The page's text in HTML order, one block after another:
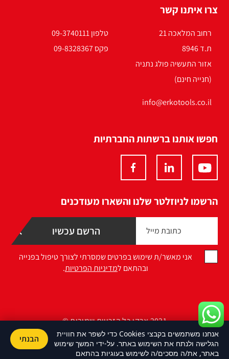
צרו איתנו קשר
רחוב המלאכה 21
ת.ד 8946
אזור התעשיה פולג נתניה
(חנייה חינם)
טלפון 09-3740111
פקס 09-8328367
info@erkotools.co.il
חפשו אותנו ברשתות החברתיות
הרשמו לניוזלטר שלנו והשארו מעודכנים
אני מאשר/ת שימוש בפרטים שמסרתי לצורך טיפול בפנייה
ובהתאם למדיניות הפרטיות.
2021 ארקו כל הזכויות שמורות ©
Design by Namelesspace
אנחנו משתמשים בקבצי Cookies כדי לשפר את חוויית
הגלישה ולנתח את השימוש באתר. על-ידי המשך שימוש
באתר, את/ה מסכים/ה לשימוש בעוגיות בהתאם
הבנתי